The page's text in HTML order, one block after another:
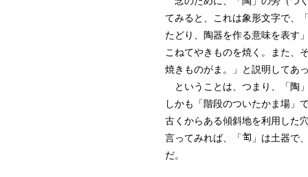
てみると、これは象形文字で、
たどり、陶器を作る意味を表す
こねてやきものを焼く。また
焼きものがま。」と説明してあ
ということは、つまり、「陶
しかも「階段のついたかま場」
古くからある傾斜地を利用した
言ってみれば、「
」は土器で
だ。